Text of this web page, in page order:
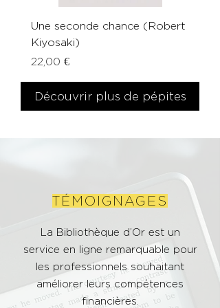
Une seconde chance (Robert
Kiyosaki)
Prix
22,00 €
Découvrir plus de pépites
TÉMOIGNAGES
La Bibliothèque d’Or est un
service en ligne remarquable pour
les professionnels souhaitant
améliorer leurs compétences
financières.